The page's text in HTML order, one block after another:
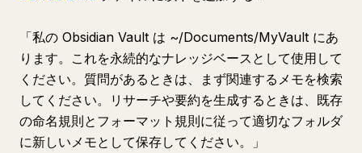
「私の Obsidian Vault は ~/Documents/MyVault にあ
ります。これを永続的なナレッジベースとして使用して
ください。質問があるときは、まず関連するメモを検索
してください。リサーチや要約を生成するときは、既存
の命名規則とフォーマット規則に従って適切なフォルダ
に新しいメモとして保存してください。」